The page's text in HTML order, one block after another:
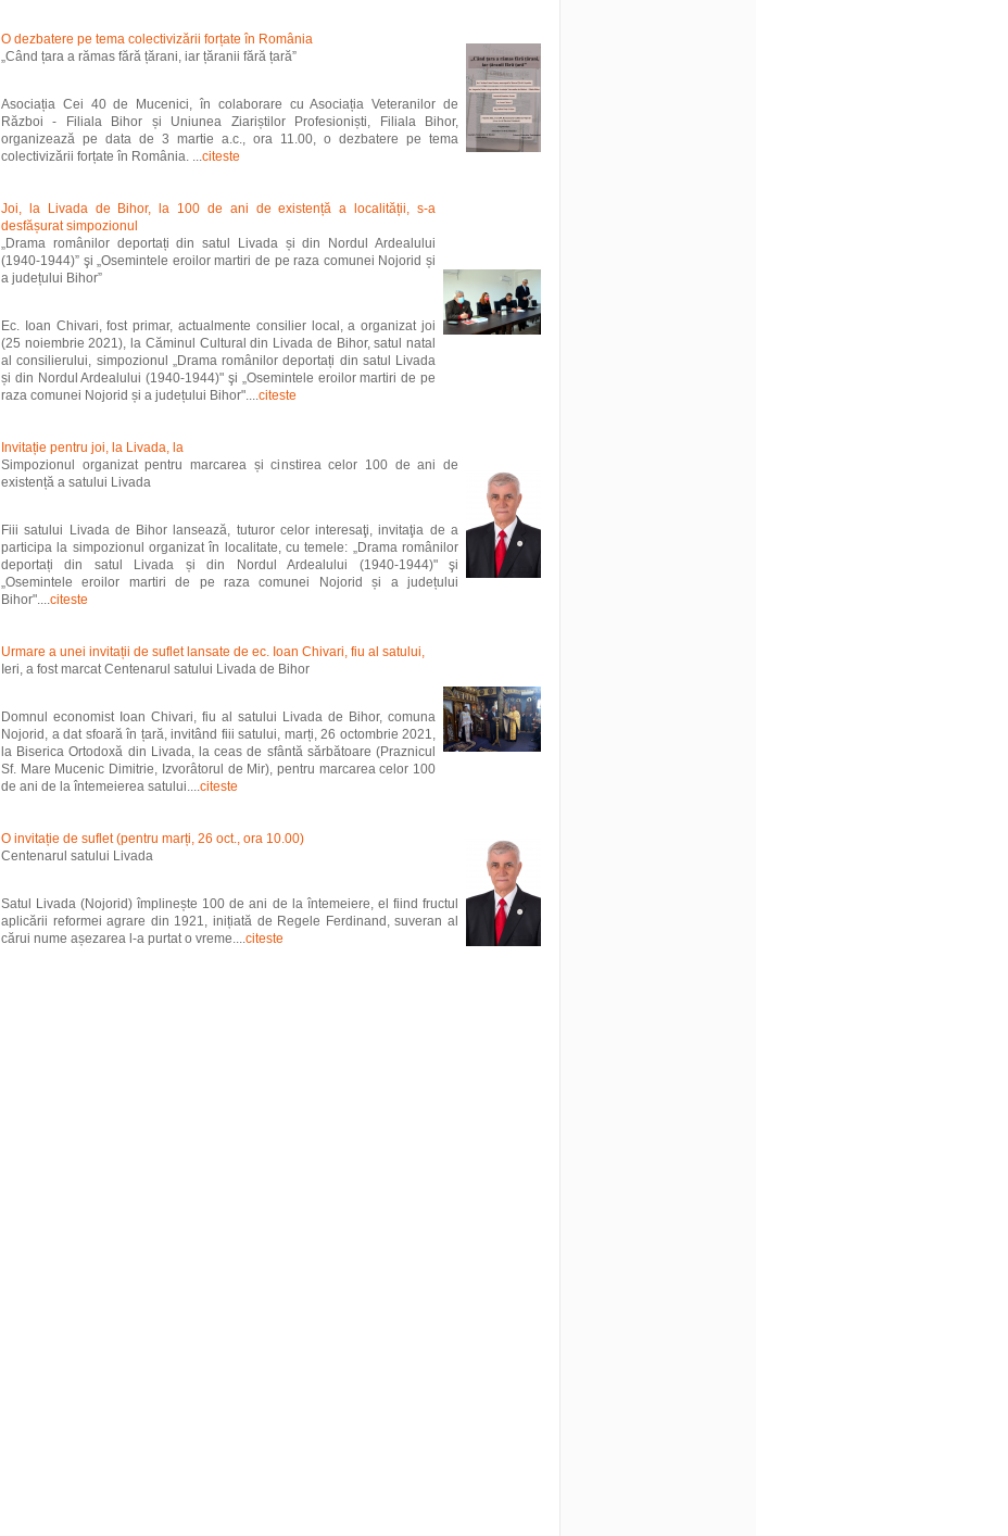
O dezbatere pe tema colectivizării forțate în România
„Când țara a rămas fără țărani, iar țăranii fără țară”
Asociația Cei 40 de Mucenici, în colaborare cu Asociația Veteranilor de
Război - Filiala Bihor și Uniunea Ziariștilor Profesioniști, Filiala Bihor,
organizează pe data de 3 martie a.c., ora 11.00, o dezbatere pe tema
colectivizării forțate în România. ...citeste
Joi, la Livada de Bihor, la 100 de ani de existență a localității, s-a
desfășurat simpozionul
„Drama românilor deportați din satul Livada și din Nordul Ardealului
(1940-1944)” şi „Osemintele eroilor martiri de pe raza comunei Nojorid și
a județului Bihor”
Ec. Ioan Chivari, fost primar, actualmente consilier local, a organizat joi
(25 noiembrie 2021), la Căminul Cultural din Livada de Bihor, satul natal
al consilierului, simpozionul „Drama românilor deportați din satul Livada
și din Nordul Ardealului (1940-1944)" şi „Osemintele eroilor martiri de pe
raza comunei Nojorid și a județului Bihor"....citeste
Invitație pentru joi, la Livada, la
Simpozionul organizat pentru marcarea și cinstirea celor 100 de ani de
existență a satului Livada
Fiii satului Livada de Bihor lansează, tuturor celor interesaţi, invitaţia de a
participa la simpozionul organizat în localitate, cu temele: „Drama românilor
deportați din satul Livada și din Nordul Ardealului (1940-1944)" şi
„Osemintele eroilor martiri de pe raza comunei Nojorid și a județului
Bihor"....citeste
Urmare a unei invitații de suflet lansate de ec. Ioan Chivari, fiu al satului,
Ieri, a fost marcat Centenarul satului Livada de Bihor
Domnul economist Ioan Chivari, fiu al satului Livada de Bihor, comuna
Nojorid, a dat sfoară în țară, invitând fiii satului, marți, 26 octombrie 2021,
la Biserica Ortodoxă din Livada, la ceas de sfântă sărbătoare (Praznicul
Sf. Mare Mucenic Dimitrie, Izvorâtorul de Mir), pentru marcarea celor 100
de ani de la întemeierea satului....citeste
O invitație de suflet (pentru marți, 26 oct., ora 10.00)
Centenarul satului Livada
Satul Livada (Nojorid) împlinește 100 de ani de la întemeiere, el fiind fructul
aplicării reformei agrare din 1921, inițiată de Regele Ferdinand, suveran al
cărui nume așezarea l-a purtat o vreme....citeste